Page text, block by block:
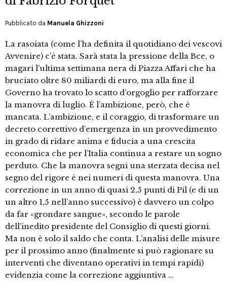
Pubblicato da Manuela Ghizzoni
La rasoiata (come l’ha definita il quotidiano dei vescovi
Avvenire) c’è stata. Sarà stata la pressione della Bce, o
magari l’ultima settimana nera di Piazza Affari che ha
bruciato oltre 80 miliardi di euro, ma alla fine il
Governo ha trovato lo scatto d’orgoglio per rafforzare
la manovra di luglio. È l’ambizione, però, che è
mancata. L’ambizione, e il coraggio, di trasformare un
decreto correttivo d’emergenza in un provvedimento
in grado di ridare anima e fiducia a una crescita
economica che per l’Italia continua a restare un sogno
perduto. Che la manovra segni una sterzata decisa nel
segno del rigore è nei numeri di questa manovra. Una
correzione in un anno di quasi 2,5 punti di Pil (e di un
un altro 1,5 nell’anno successivo) è davvero un colpo
da far «grondare sangue», secondo le parole
dell’inedito presidente del Consiglio di questi giorni.
Ma non è solo il saldo che conta. L’analisi delle misure
per il prossimo anno (finalmente si può ragionare su
interventi che diventano operativi in tempi rapidi)
evidenzia come la correzione aggiuntiva …